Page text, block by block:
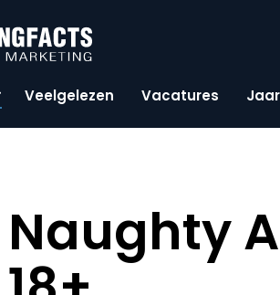
Veelgelezen Vacatures
Naughty